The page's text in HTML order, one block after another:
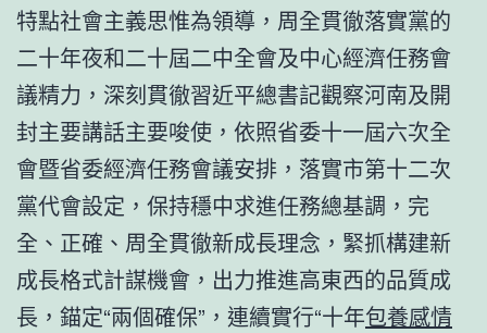
特點社會主義思惟為領導，周全貫徹落實黨的
二十年夜和二十屆二中全會及中心經濟任務會
議精力，深刻貫徹習近平總書記觀察河南及開
封主要講話主要唆使，依照省委十一屆六次全
會暨省委經濟任務會議安排，落實市第十二次
黨代會設定，保持穩中求進任務總基調，完
全、正確、周全貫徹新成長理念，緊抓構建新
成長格式計謀機會，出力推進高東西的品質成
長，錨定“兩個確保”，連續實行“十年包養感情